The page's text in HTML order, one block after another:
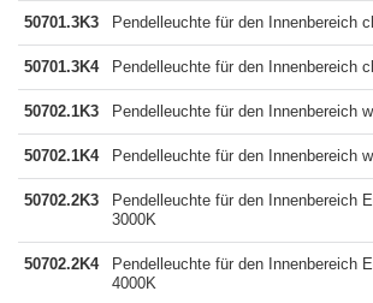
50701.3K3 Pendelleuchte für den Innenbereich
50701.3K4 Pendelleuchte für den Innenbereich
50702.1K3 Pendelleuchte für den Innenbereich
50702.1K4 Pendelleuchte für den Innenbereich
50702.2K3
Pendelleuchte für den Innenbereich
3000K
50702.2K4
Pendelleuchte für den Innenbereich
4000K